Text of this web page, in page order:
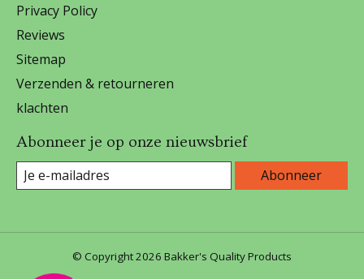
Privacy Policy
Reviews
Sitemap
Verzenden & retourneren
klachten
Abonneer je op onze nieuwsbrief
Abonneer
© Copyright 2026 Bakker's Quality Products